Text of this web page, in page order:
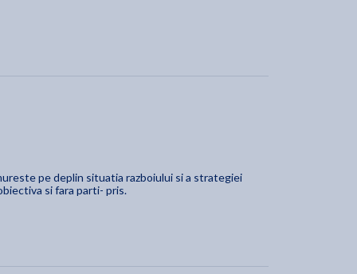
pe deplin situatia razboiului si a strategiei
si fara parti- pris.